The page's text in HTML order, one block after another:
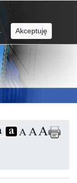
Akceptuję